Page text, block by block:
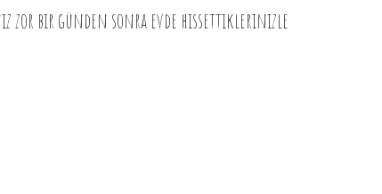
zor bir günden sonra evde hissettiklerinizle